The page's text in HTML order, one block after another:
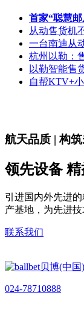
首家“聪慧
从动售货机
一台南迪从
杭州以勒：
以勒智能售
自帮KTV+
航天品质 | 构
领先设备
引进国内外先进
产基地，为先进
联系我们
024-78710888